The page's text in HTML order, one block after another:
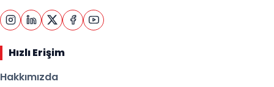
Hızlı Erişim
Hakkımızda